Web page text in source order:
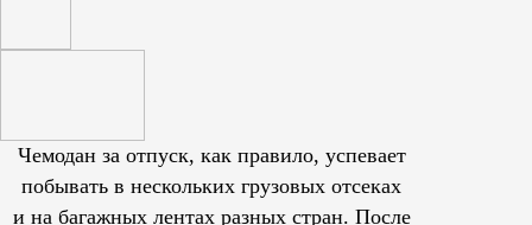
Чемодан за отпуск, как правило, успевает
побывать в нескольких грузовых отсеках
и на багажных лентах разных стран. После